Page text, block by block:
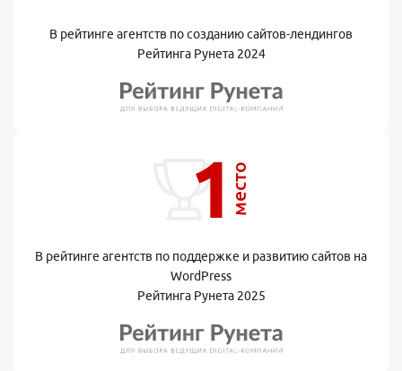
В рейтинге агентств по созданию сайтов-лендингов
Рейтинга Рунета 2024
1 место
В рейтинге агентств по поддержке и развитию сайтов на
WordPress
Рейтинга Рунета 2025